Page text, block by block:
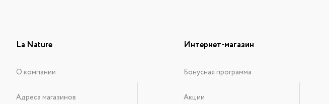
La Nature
О компании
Адреса магазинов
Интернет-магазин
Бонусная программа
Акции